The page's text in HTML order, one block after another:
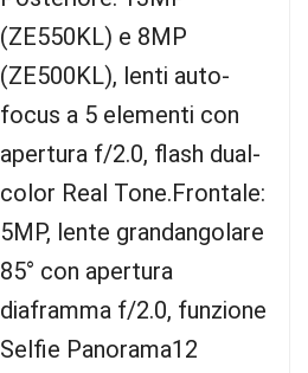
(ZE550KL) e 8MP
(ZE500KL), lenti auto-
focus a 5 elementi con
apertura f/2.0, flash dual-
color Real Tone.Frontale:
5MP, lente grandangolare
85° con apertura
diaframma f/2.0, funzione
Selfie Panorama12